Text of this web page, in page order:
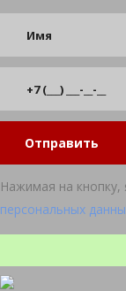
Отправить
Нажимая на кнопку,
персональных